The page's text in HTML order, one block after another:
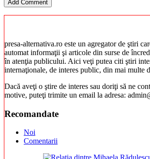
presa-alternativa.ro este un agregator de ştiri
automat informaţii şi articole din surse de
în atenţia publicului. Aici veţi putea citi ştiri
internaţionale, de interes public, din mai multe
Dacă aveţi o ştire de interes sau doriţi să ne
motive, puteţi trimite un email la adresa:
Recomandate
Noi
Comentarii